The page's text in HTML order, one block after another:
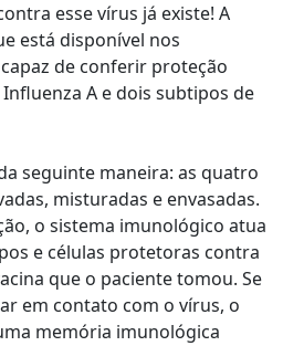
esse vírus já existe! A
está disponível nos
de conferir proteção
A e dois subtipos de
seguinte maneira: as quatro
misturadas e envasadas.
o sistema imunológico atua
e células protetoras contra
que o paciente tomou. Se
em contato com o vírus, o
memória imunológica